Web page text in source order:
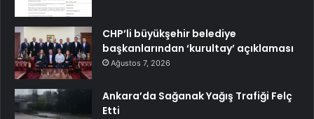
CHP’li büyükşehir belediye
başkanlarından ‘kurultay’ açıklaması
Ağustos 7, 2026
Ankara’da Sağanak Yağış Trafiği Felç
Etti